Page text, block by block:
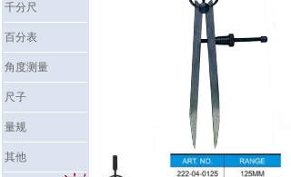
千分尺
百分表
角度测量
尺子
量规
其他